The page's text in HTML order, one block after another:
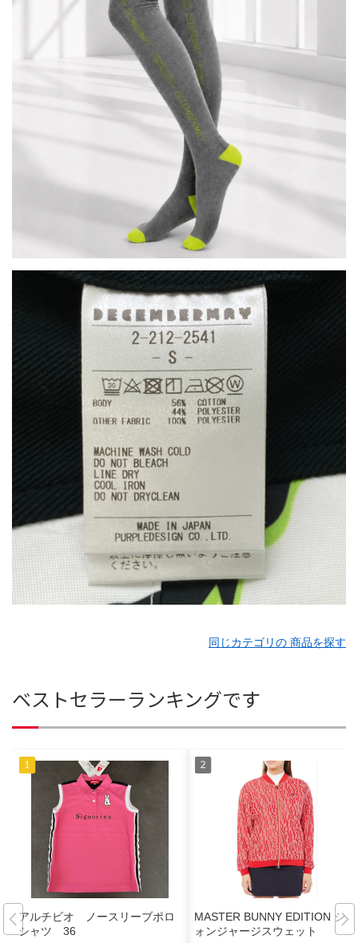
同じカテゴリの 商品を探す
ベストセラーランキングです
アルチビオ ノースリーブポロ
シャツ 36
MASTER BUNNY EDITION シフ
ォンジャージスウェット